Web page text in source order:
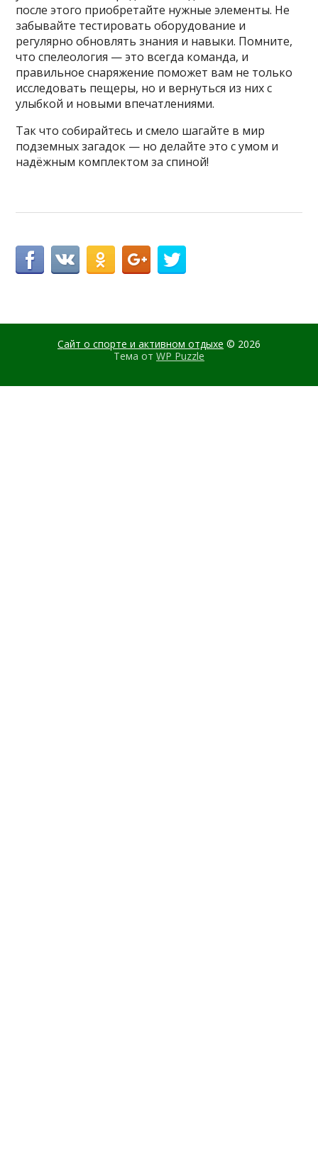
после этого приобретайте нужные элементы. Не
забывайте тестировать оборудование и
регулярно обновлять знания и навыки. Помните,
что спелеология — это всегда команда, и
правильное снаряжение поможет вам не только
исследовать пещеры, но и вернуться из них с
улыбкой и новыми впечатлениями.
Так что собирайтесь и смело шагайте в мир
подземных загадок — но делайте это с умом и
надёжным комплектом за спиной!
Сайт о спорте и активном отдыхе © 2026
Тема от WP Puzzle